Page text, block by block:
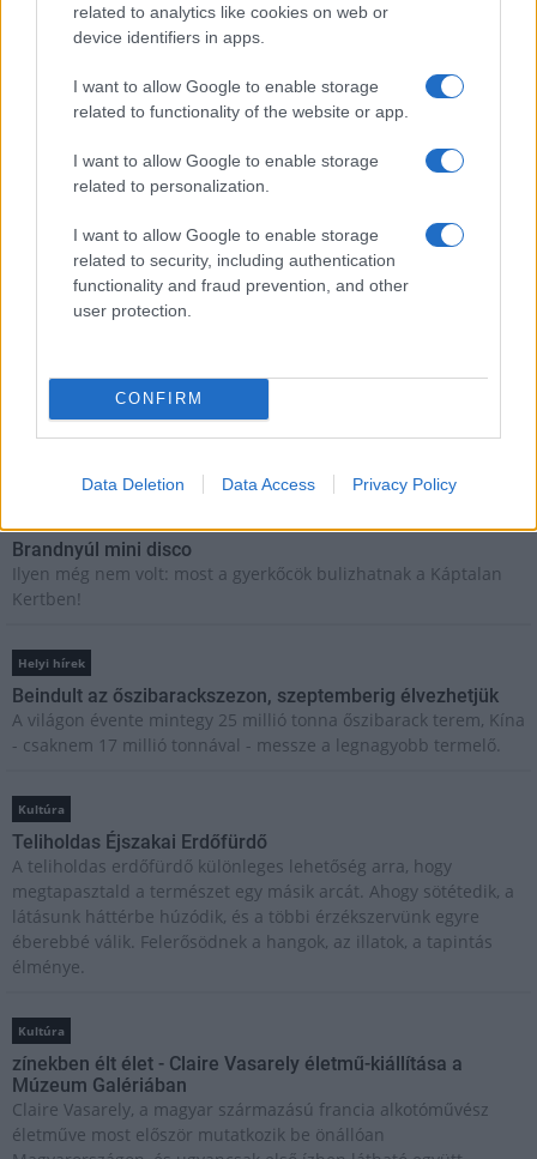
related to analytics like cookies on web or
device identifiers in apps.
I want to allow Google to enable storage
related to functionality of the website or app.
I want to allow Google to enable storage
related to personalization.
I want to allow Google to enable storage
related to security, including authentication
functionality and fraud prevention, and other
user protection.
CONFIRM
Data Deletion Data Access Privacy Policy
HÍRLEVÉL
E-mail cím
FELIRATKOZÁS
Brandnyúl mini disco
Ilyen még nem volt: most a gyerkőcök bulizhatnak a Káptalan
Kertben!
Helyi hírek
Beindult az őszibarackszezon, szeptemberig élvezhetjük
A világon évente mintegy 25 millió tonna őszibarack terem, Kína
- csaknem 17 millió tonnával - messze a legnagyobb termelő.
Kultúra
Teliholdas Éjszakai Erdőfürdő
A teliholdas erdőfürdő különleges lehetőség arra, hogy
megtapasztald a természet egy másik arcát. Ahogy sötétedik, a
látásunk háttérbe húzódik, és a többi érzékszervünk egyre
éberebbé válik. Felerősödnek a hangok, az illatok, a tapintás
élménye.
Kultúra
zínekben élt élet - Claire Vasarely életmű-kiállítása a
Múzeum Galériában
Claire Vasarely, a magyar származású francia alkotóművész
életműve most először mutatkozik be önállóan